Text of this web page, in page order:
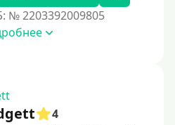
№ 2203392009805
4